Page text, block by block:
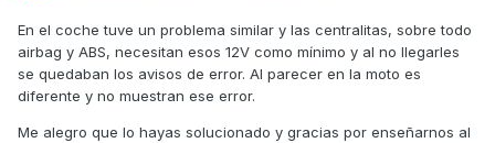
En el coche tuve un problema similar y las centralitas, sobre todo
airbag y ABS, necesitan esos 12V como mínimo y al no llegarles
se quedaban los avisos de error. Al parecer en la moto es
diferente y no muestran ese error.
Me alegro que lo hayas solucionado y gracias por enseñarnos al